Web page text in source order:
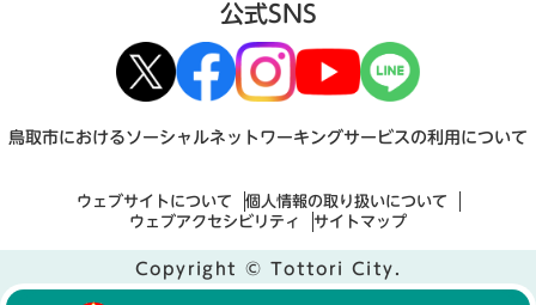
公式SNS
鳥取市におけるソーシャルネットワーキングサービスの利用について
ウェブサイトについて
個人情報の取り扱いについて
ウェブアクセシビリティ
サイトマップ
Copyright © Tottori City.